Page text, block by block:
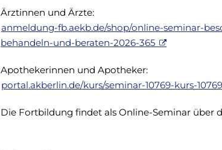
Ärztinnen und Ärzte:
anmeldung-fb.aekb.de/shop/online-seminar-
behandeln-und-beraten-2026-365
Apothekerinnen und Apotheker:
portal.akberlin.de/kurs/seminar-10769-kurs-
Die Fortbildung findet als Online-Seminar über